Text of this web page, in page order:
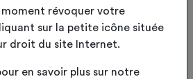
révoquer votre
sur la petite icône située
droit du site Internet.
en savoir plus sur notre
et engagement
elles s’adaptent à tous
du quotidien, accessoires,